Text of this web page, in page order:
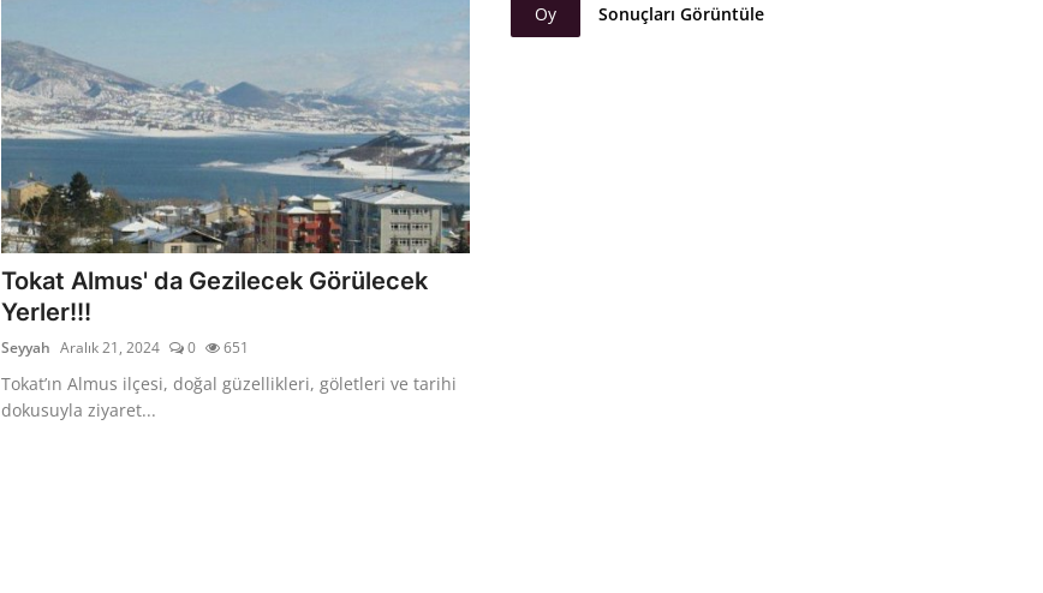
Tokat Almus' da Gezilecek Görülecek
Yerler!!!
Seyyah Aralık 21, 2024 0 651
Tokat’ın Almus ilçesi, doğal güzellikleri, göletleri ve tarihi
dokusuyla ziyaret...
Oy Sonuçları Görüntüle